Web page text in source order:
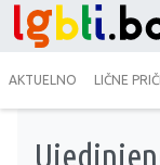
AKTUELNO LIČNE